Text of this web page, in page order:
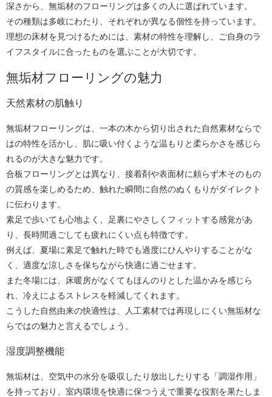
深さから、無垢材のフローリングは多くの人に選ばれています。
その種類は多岐にわたり、それぞれが異なる個性を持っています。
理想の床材を見つけるためには、素材の特性を理解し、ご自身のラ
イフスタイルに合ったものを選ぶことが大切です。
無垢材フローリングの魅力
天然素材の肌触り
無垢材フローリングは、一本の木から切り出された自然素材ならで
はの特性を活かし、肌に吸い付くような温もりと柔らかさを感じら
れるのが大きな魅力です。
合板フローリングとは異なり、接着剤や表面材に頼らず木そのもの
の質感を楽しめるため、触れた瞬間に自然のぬくもりがダイレクト
に伝わります。
素足で歩いても心地よく、足裏にやさしくフィットする感覚があ
り、長時間過ごしても疲れにくい点も特徴です。
例えば、夏場に素足で触れた時でも過度にひんやりすることがな
く、適度な涼しさを保ちながら快適に過ごせます。
また冬場には、床暖房がなくてもほんのりとした温かみを感じら
れ、冷えによるストレスを軽減してくれます。
こうした自然由来の快適性は、人工素材では再現しにくい無垢材な
らではの魅力と言えるでしょう。
湿度調整機能
無垢材は、空気中の水分を吸収したり放出したりする「調湿作用」
を持っており、室内環境を快適に保つうえで重要な役割を果たしま